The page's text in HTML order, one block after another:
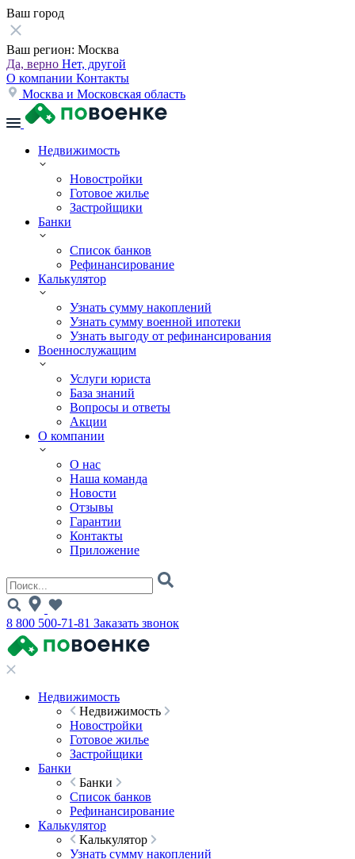
Ваш город
Ваш регион: Москва
Да, верно Нет, другой
О компании Контакты
Москва и Московская область
Недвижимость
Новостройки
Готовое жилье
Застройщики
Банки
Список банков
Рефинансирование
Калькулятор
Узнать сумму накоплений
Узнать сумму военной ипотеки
Узнать выгоду от рефинансирования
Военнослужащим
Услуги юриста
База знаний
Вопросы и ответы
Акции
О компании
О нас
Наша команда
Новости
Отзывы
Гарантии
Контакты
Приложение
8 800 500-71-81 Заказать звонок
Недвижимость
Недвижимость
Новостройки
Готовое жилье
Застройщики
Банки
Банки
Список банков
Рефинансирование
Калькулятор
Калькулятор
Узнать сумму накоплений